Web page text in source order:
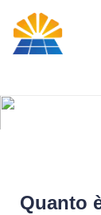
Quanto
Marca